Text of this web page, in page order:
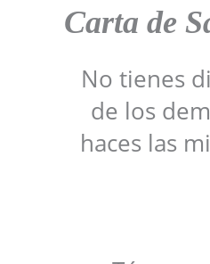
Carta de
No tienes
de los
haces las